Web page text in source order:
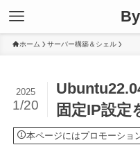
ホーム サーバー構築＆シェル
固定IP設定
2025
1/20
本ページにはプロモーショ